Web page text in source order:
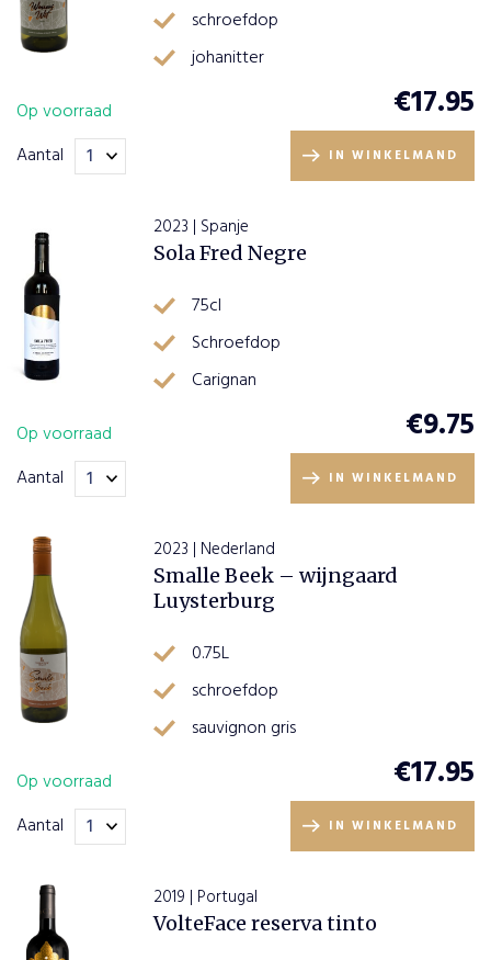
schroefdop
johanitter
Op voorraad
€17.95
Aantal IN WINKELMAND
2023 | Spanje
Sola Fred Negre
75cl
Schroefdop
Carignan
Op voorraad
€9.75
Aantal IN WINKELMAND
2023 | Nederland
Smalle Beek – wijngaard
Luysterburg
0.75L
schroefdop
sauvignon gris
Op voorraad
€17.95
Aantal IN WINKELMAND
2019 | Portugal
VolteFace reserva tinto